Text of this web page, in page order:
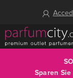
Sparen